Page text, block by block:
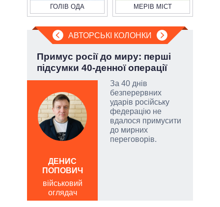
ГОЛІВ ОДА МЕРІВ МІСТ
АВТОРСЬКІ КОЛОНКИ
Примус росії до миру: перші
підсумки 40-денної операції
За 40 днів
безперервних
ударів російську
федерацію не
вдалося примусити
до мирних
переговорів.
ДЕНИС
ПОПОВИЧ
військовий
оглядач